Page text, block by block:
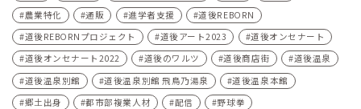
農業特化
通販 進学者支援
道後REBORN
道後REBORNプロジェクト
道後アート2023
道後オンセナート
道後オンセナート2022
道後のワルツ 道後商店街
道後温泉
道後温泉別館
道後温泉別館 飛鳥乃湯泉
道後温泉本館
郷土出身
都市部複業人材 配信
野球拳